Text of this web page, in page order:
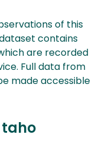
of this
contains
are recorded
Full data from
made accessible